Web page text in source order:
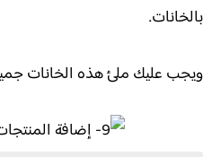
بالخانات.
ويجب عليك ملئ هذه الخانات